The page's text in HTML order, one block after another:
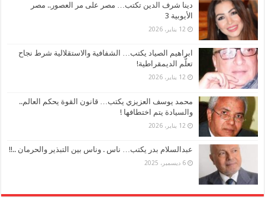
دينا شرف الدين تكتب… مصر على مر العصور.. مصر
الأيوبية 3
12 يناير، 2026
ابراهيم الصياد يكتب… الشفافية والاستقلالية شرط نجاح
تعلُّم الديمقراطية!
12 يناير، 2026
محمد يوسف العزيزي يكتب… قانون القوة يحكم العالم..
والسيادة يتم اختطافها !
12 يناير، 2026
عبدالسلام بدر يكتب… ناس . وناس بين التبذير والحرمان ..!!
6 ديسمبر، 2025